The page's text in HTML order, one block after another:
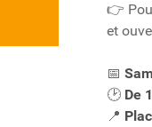
👉
et
📅
🕑 De
📍